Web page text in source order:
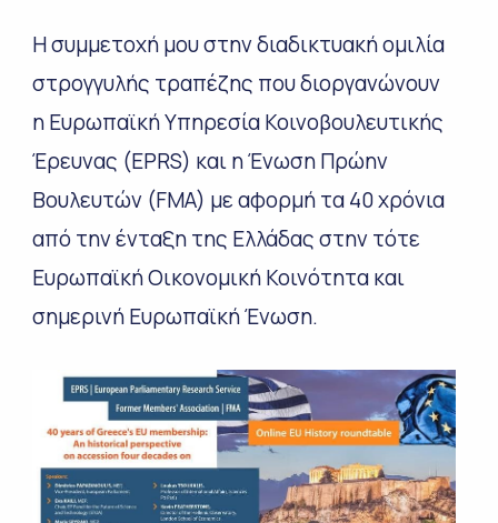
Η συμμετοχή μου στην διαδικτυακή ομιλία
στρογγυλής τραπέζης που διοργανώνουν
η Ευρωπαϊκή Υπηρεσία Κοινοβουλευτικής
Έρευνας (EPRS) και η Ένωση Πρώην
Βουλευτών (FMA) με αφορμή τα 40 χρόνια
από την ένταξη της Ελλάδας στην τότε
Ευρωπαϊκή Οικονομική Κοινότητα και
σημερινή Ευρωπαϊκή Ένωση.